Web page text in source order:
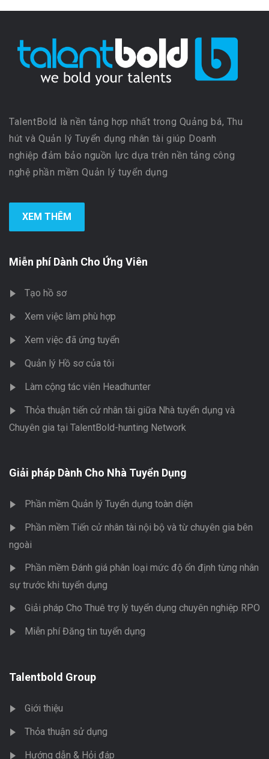
TalentBold là nền tảng hợp nhất trong Quảng bá, Thu
hút và Quản lý Tuyển dụng nhân tài giúp Doanh
nghiệp đảm bảo nguồn lực dựa trên nền tảng công
nghệ phần mềm Quản lý tuyển dụng
XEM THÊM
Miễn phí Dành Cho Ứng Viên
Tạo hồ sơ
Xem việc làm phù hợp
Xem việc đã ứng tuyển
Quản lý Hồ sơ của tôi
Làm cộng tác viên Headhunter
Thỏa thuận tiến cử nhân tài giữa Nhà tuyển dụng và
Chuyên gia tại TalentBold-hunting Network
Giải pháp Dành Cho Nhà Tuyển Dụng
Phần mềm Quản lý Tuyển dụng toàn diện
Phần mềm Tiến cử nhân tài nội bộ và từ chuyên gia bên
ngoài
Phần mềm Đánh giá phân loại mức độ ổn định từng nhân
sự trước khi tuyển dụng
Giải pháp Cho Thuê trợ lý tuyển dụng chuyên nghiệp RPO
Miễn phí Đăng tin tuyển dụng
Talentbold Group
Giới thiệu
Thỏa thuận sử dụng
Hướng dẫn & Hỏi đáp